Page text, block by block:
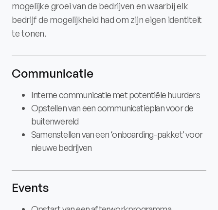
mogelijke groei van de bedrijven en waarbij elk
bedrijf de mogelijkheid had om zijn eigen identiteit
te tonen.
Communicatie
Interne communicatie met potentiële huurders
Opstellen van een communicatieplan voor de
buitenwereld
Samenstellen van een ‘onboarding-pakket’ voor
nieuwe bedrijven
Events